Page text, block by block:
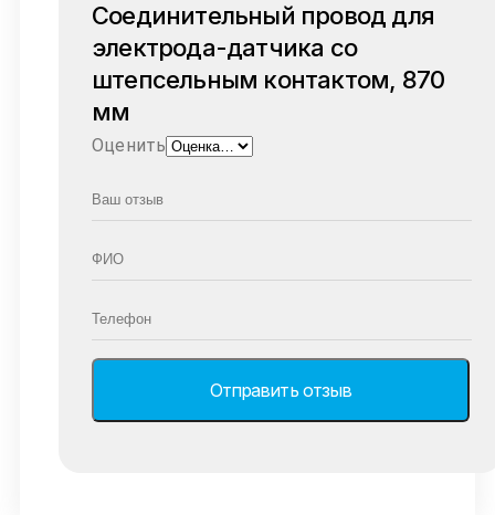
Соединительный провод для
электрода-датчика со
штепсельным контактом, 870
мм
Оценить